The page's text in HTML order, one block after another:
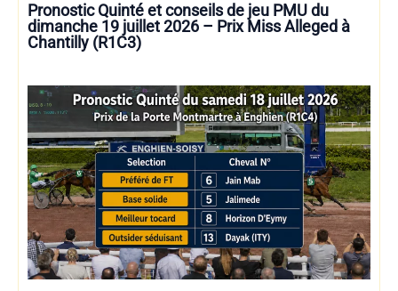
Pronostic Quinté et conseils de jeu PMU du
dimanche 19 juillet 2026 – Prix Miss Alleged à
Chantilly (R1C3)